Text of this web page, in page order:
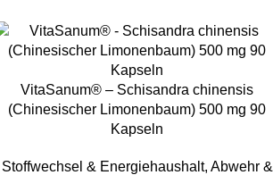
IN DEN WARENKORB
VitaSanum® – Schisandra chinensis
(Chinesischer Limonenbaum) 500 mg 90
Kapseln
Stoffwechsel & Energiehaushalt, Abwehr &